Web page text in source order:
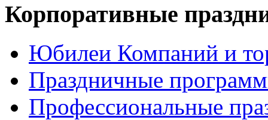
Корпоративные
Юбилеи Компаний и
Праздничные
Профессиональные